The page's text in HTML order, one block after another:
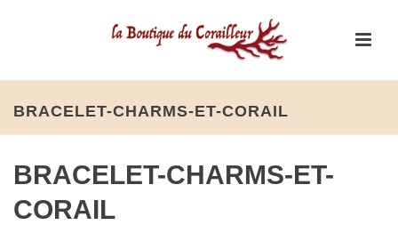
BRACELET-CHARMS-ET-CORAIL
BRACELET-CHARMS-ET-
CORAIL